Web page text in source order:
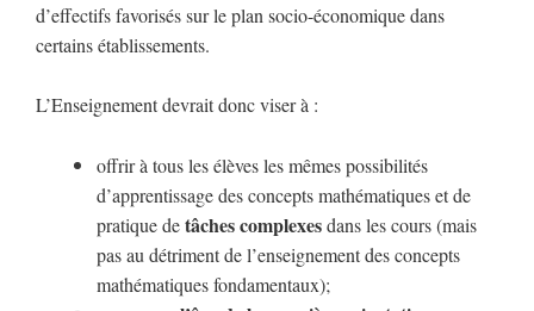
d’effectifs favorisés sur le plan socio-économique dans
certains établissements.
L’Enseignement devrait donc viser à :
offrir à tous les élèves les mêmes possibilités
d’apprentissage des concepts mathématiques et de
pratique detâches complexesdans les cours (mais
pas au détriment de l’enseignement des concepts
mathématiques fondamentaux);